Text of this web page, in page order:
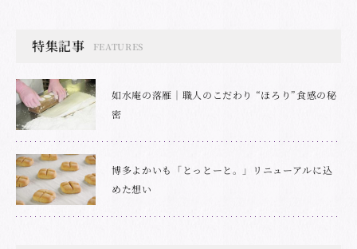
特集記事 FEATURES
如水庵の落雁｜職人のこだわり “ほろり”食感の秘
密
博多よかいも「とっとーと。」リニューアルに込
めた想い